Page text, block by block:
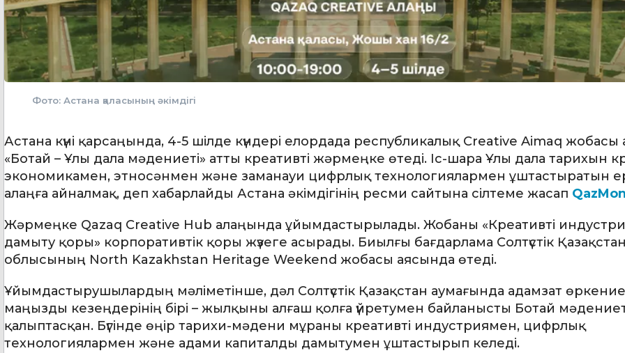
Фото: Астана қаласының әкімдігі
Астана күні қарсаңында, 4-5 шілде күндері елордада республикалық Creative Aimaq жобасы
«Ботай – Ұлы дала мәдениеті» атты креативті жәрмеңке өтеді. Іс-шара Ұлы дала тарихын
экономикамен, этносәнмен және заманауи цифрлық технологиялармен ұштастыратын
алаңға айналмақ, деп хабарлайды Астана әкімдігінің ресми сайтына сілтеме жасап
Жәрмеңке Qazaq Creative Hub алаңында ұйымдастырылады. Жобаны «Креативті
дамыту қоры» корпоративтік қоры жүзеге асырады. Биылғы бағдарлама Солтүстік Қазақстан
облысының North Kazakhstan Heritage Weekend жобасы аясында өтеді.
Ұйымдастырушылардың мәліметінше, дәл Солтүстік Қазақстан аумағында адамзат
маңызды кезеңдерінің бірі – жылқыны алғаш қолға үйретумен байланысты Ботай
қалыптасқан. Бүгінде өңір тарихи-мәдени мұраны креативті индустриямен, цифрлық
технологиялармен және адами капиталды дамытумен ұштастырып келеді.